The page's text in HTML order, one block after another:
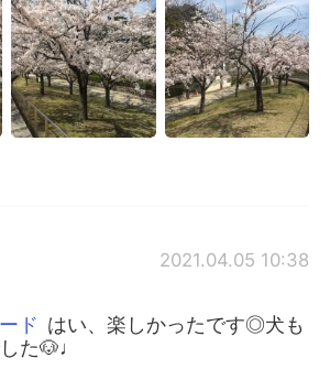
2021.04.05 10:38
ド はい、楽しかったです◎犬も
た🐶♩